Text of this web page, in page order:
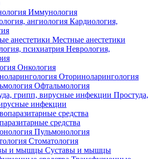
Иммунология
Кардиология,
Местные анестетики
Неврология,
Онкология
Оториноларингология
Офтальмология
Простуда,
инфекции
средства
Пульмонология
Стоматология
Суставы и мышцы